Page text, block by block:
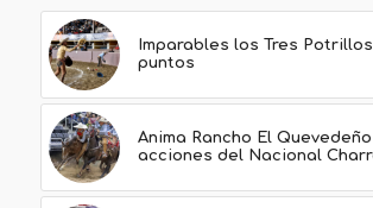
Imparables los Tres
puntos
Anima Rancho El
acciones del Nacional